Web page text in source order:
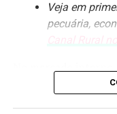
Como a
artificial
Como o
inovações
Veja em
pecuária,
Canal Rural
preços da carne